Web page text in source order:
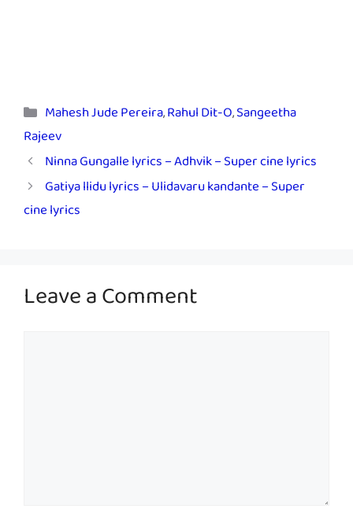
Categories
Mahesh Jude Pereira,Rahul Dit-O,Sangeetha
Rajeev
Ninna Gungalle lyrics – Adhvik – Super cine lyrics
Gatiya llidu lyrics – Ulidavaru kandante – Super
cine lyrics
Leave a Comment